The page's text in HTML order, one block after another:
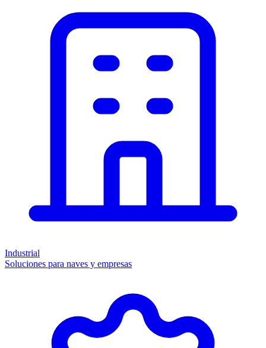
Industrial
Soluciones para naves y empresas